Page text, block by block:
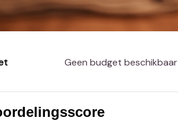
Geen budget beschikbaar